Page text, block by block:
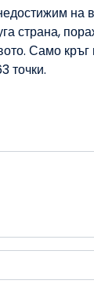
на
страна,
Само
точки.